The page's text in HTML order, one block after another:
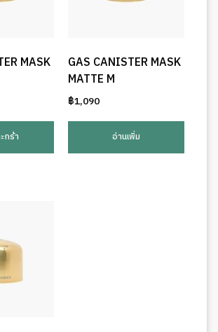
MASK
กร้า
GAS CANISTER MASK
MATTE M
฿1,090
อ่านเพิ่ม